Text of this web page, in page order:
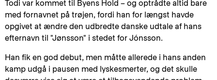
Todi var kommet til Byens Hold – og optrådte altid bare
med fornavnet på trøjen, fordi han for længst havde
opgivet at ændre den udbredte danske udtale af hans
efternavn til "Jønsson" i stedet for Jónsson.
Han fik en god debut, men måtte allerede i hans anden
kamp udgå i pausen med lyskesmerter, og det skulle